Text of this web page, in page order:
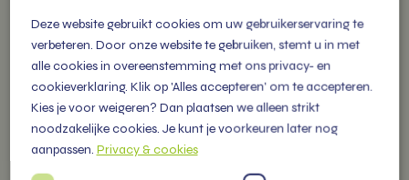
VITAMIENTJE
OP DE MARKT
Deze website gebruikt cookies om uw gebruikerservaring te
verbeteren. Door onze website te gebruiken, stemt u in met
alle cookies in overeenstemming met ons privacy- en
cookieverklaring. Klik op 'Alles accepteren' om te accepteren.
Kies je voor weigeren? Dan plaatsen we alleen strikt
noodzakelijke cookies. Je kunt je voorkeuren later nog
aanpassen. Privacy & cookies